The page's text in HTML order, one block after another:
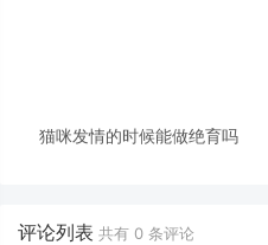
猫咪发情的时候能做绝育吗
评论列表 共有 0 条评论